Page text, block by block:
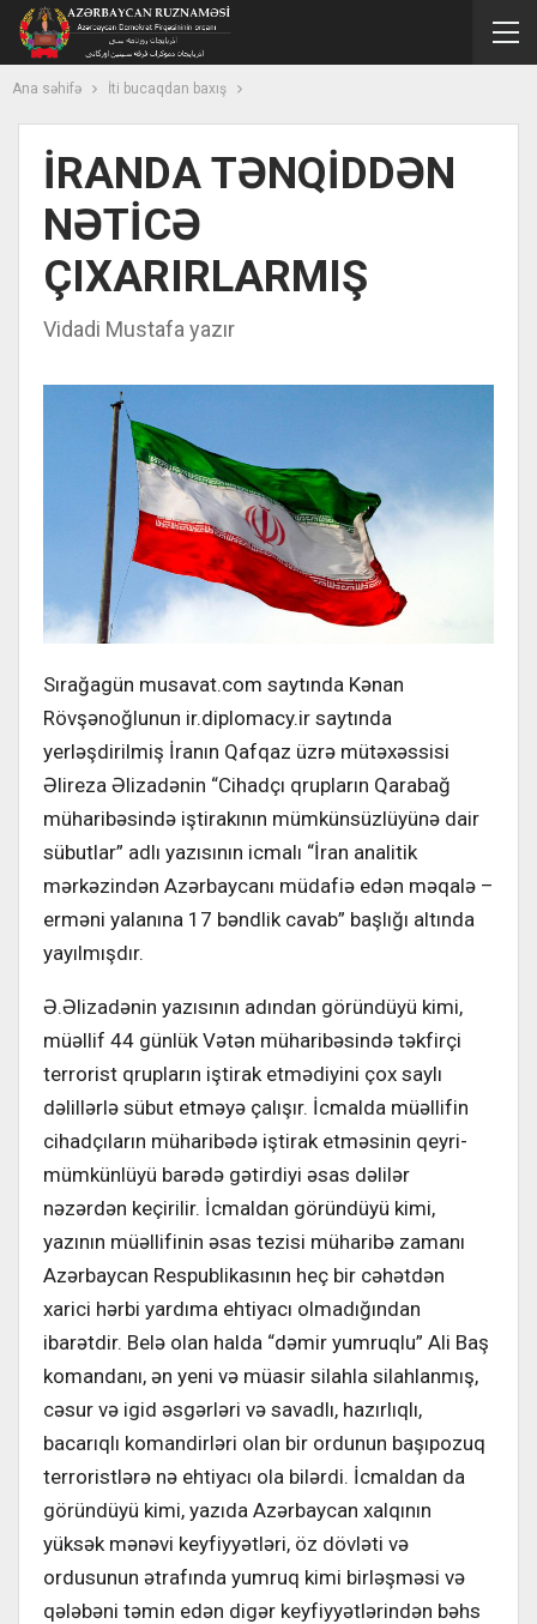
Ana səhifə İti bucaqdan baxış
İRANDA TƏNQİDDƏN
NƏTİCƏ
ÇIXARIRLARMIŞ
Vidadi Mustafa yazır
Sırağagün musavat.com saytında Kənan
Rövşənoğlunun ir.diplomacy.ir saytında
yerləşdirilmiş İranın Qafqaz üzrə mütəxəssisi
Əlireza Əlizadənin “Cihadçı qrupların Qarabağ
müharibəsində iştirakının mümkünsüzlüyünə dair
sübutlar” adlı yazısının icmalı “İran analitik
mərkəzindən Azərbaycanı müdafiə edən məqalə –
erməni yalanına 17 bəndlik cavab” başlığı altında
yayılmışdır.
Ə.Əlizadənin yazısının adından göründüyü kimi,
müəllif 44 günlük Vətən müharibəsində təkfirçi
terrorist qrupların iştirak etmədiyini çox saylı
dəlillərlə sübut etməyə çalışır. İcmalda müəllifin
cihadçıların müharibədə iştirak etməsinin qeyri-
mümkünlüyü barədə gətirdiyi əsas dəlilər
nəzərdən keçirilir. İcmaldan göründüyü kimi,
yazının müəllifinin əsas tezisi müharibə zamanı
Azərbaycan Respublikasının heç bir cəhətdən
xarici hərbi yardıma ehtiyacı olmadığından
ibarətdir. Belə olan halda “dəmir yumruqlu” Ali Baş
komandanı, ən yeni və müasir silahla silahlanmış,
cəsur və igid əsgərləri və savadlı, hazırlıqlı,
bacarıqlı komandirləri olan bir ordunun başıpozuq
terroristlərə nə ehtiyacı ola bilərdi. İcmaldan da
göründüyü kimi, yazıda Azərbaycan xalqının
yüksək mənəvi keyfiyyətləri, öz dövləti və
ordusunun ətrafında yumruq kimi birləşməsi və
qələbəni təmin edən digər keyfiyyətlərindən bəhs